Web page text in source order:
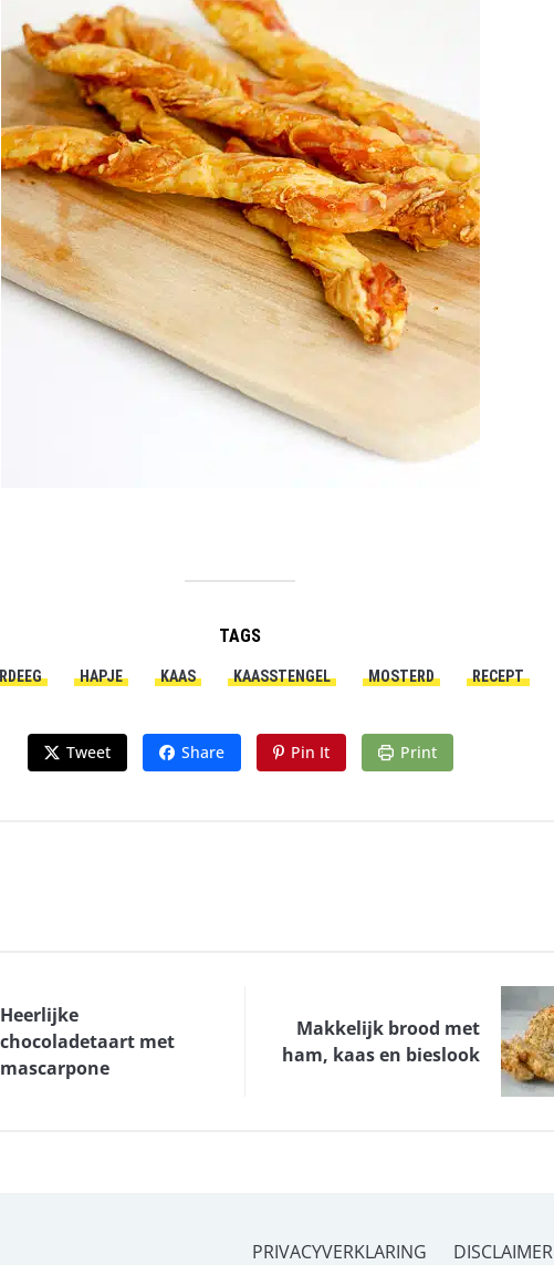
TAGS
HAPJE KAAS KAASSTENGEL MOSTERD RECEPT
Tweet Share Pin It Print
Heerlijke
chocoladetaart met
mascarpone
Makkelijk brood met
ham, kaas en bieslook
PRIVACYVERKLARING DISCLAIMER